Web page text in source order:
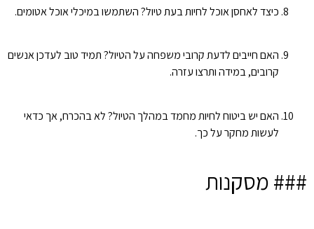
כיצד לאחסן אוכל לחיות בעת טיול? השתמשו במיכלי אוכל אטומים.
האם חייבים לדעת קרובי משפחה על הטיול? תמיד טוב לעדכן אנשים
קרובים, במידה ותרצו עזרה.
האם יש ביטוח לחיות מחמד במהלך הטיול? לא בהכרח, אך כדאי
לעשות מחקר על כך.
### מסקנות